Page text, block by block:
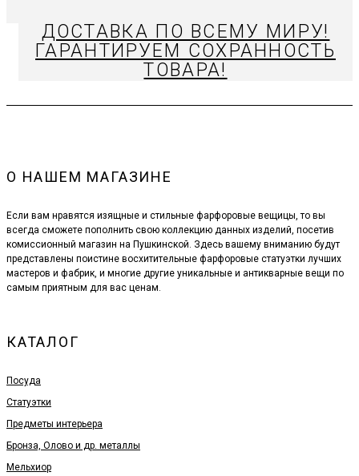
ДОСТАВКА ПО ВСЕМУ МИРУ!
ГАРАНТИРУЕМ СОХРАННОСТЬ
ТОВАРА!
О НАШЕМ МАГАЗИНЕ
Если вам нравятся изящные и стильные фарфоровые вещицы, то вы
всегда сможете пополнить свою коллекцию данных изделий, посетив
комиссионный магазин на Пушкинской. Здесь вашему вниманию будут
представлены поистине восхитительные фарфоровые статуэтки лучших
мастеров и фабрик, и многие другие уникальные и антикварные вещи по
самым приятным для вас ценам.
КАТАЛОГ
Посуда
Статуэтки
Предметы интерьера
Бронза, Олово и др. металлы
Мельхиор